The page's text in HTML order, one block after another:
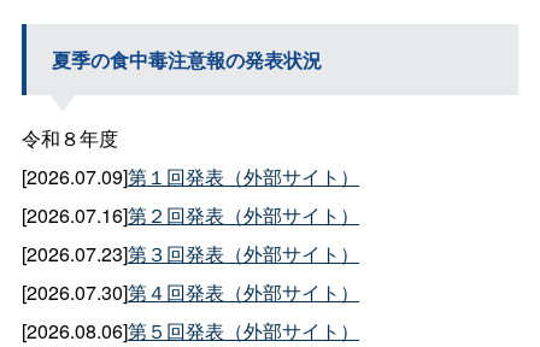
夏季の食中毒注意報の発表状況
令和８年度
[2026.07.09]第１回発表（外部サイト）
[2026.07.16]第２回発表（外部サイト）
[2026.07.23]第３回発表（外部サイト）
[2026.07.30]第４回発表（外部サイト）
[2026.08.06]第５回発表（外部サイト）